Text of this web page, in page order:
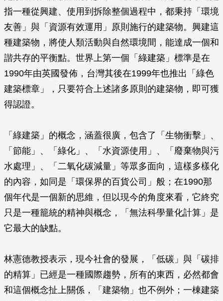
指一種從興建、使用到拆除整個過程中，都秉持「環境
友善」與「資源有效運用」原則施行的建築物。興建這
種建築物，將使人類活動與自然環境間，能達成一個和
諧共存的平衡點。世界上第一個「綠建築」標準是在
1990年由英國發佈，台灣其後在1999年也推出「綠色
建築標章」，只要符合上述諸多原則的建築物，即可獲
得認證。
「綠建築」的概念，涵蓋很廣，包含了「生物衝擊」、
「節能」、「綠化」、「水資源使用」、「廢棄物與污
水處理」、「二氧化碳減量」等眾多面向，這樣多樣化
的內容，如同是「環保界的百貨公司」般；在1990那
個年代是一個新的思維，但以現今的角度來看，它終究
只是一種籠統的精神與概念，「無法科學量化計算」是
它最大的缺點。
林憲德教授表示，現今社會的發展，「低碳」與「碳排
的精算」已經是一種國際趨勢，所有的東西，必然都會
和這個概念扯上關係，「建築物」也不例外；一棟建築